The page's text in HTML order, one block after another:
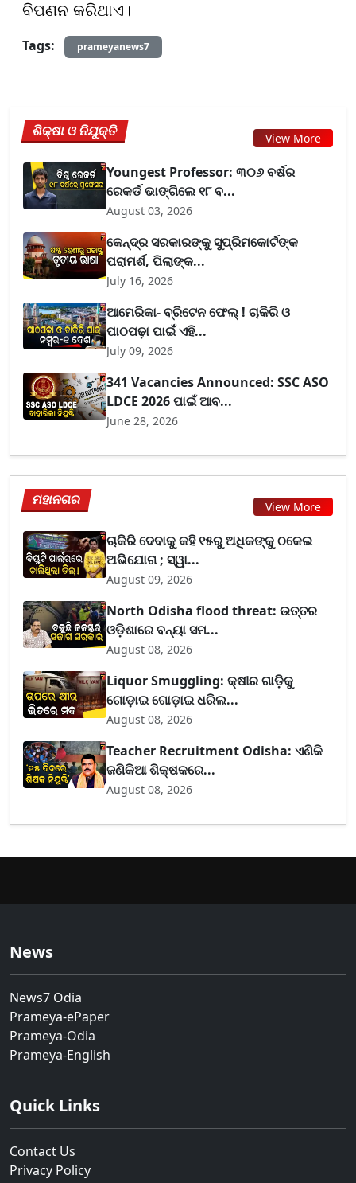
ବିପଣନ କରିଥାଏ।
Tags:
prameyanews7
ଶିକ୍ଷା ଓ ନିଯୁକ୍ତି View More
Youngest Professor: ୩୦୬ ବର୍ଷର
ରେକର୍ଡ ଭାଙ୍ଗିଲେ ୧୮ ବ...
August 03, 2026
କେନ୍ଦ୍ର ସରକାରଙ୍କୁ ସୁପ୍ରିମକୋର୍ଟଙ୍କ
ପରାମର୍ଶ, ପିଲାଙ୍କ...
July 16, 2026
ଆମେରିକା- ବ୍ରିଟେନ ଫେଲ୍ ! ଚାକିରି ଓ
ପାଠପଢ଼ା ପାଇଁ ଏହି...
July 09, 2026
341 Vacancies Announced: SSC ASO
LDCE 2026 ପାଇଁ ଆବ...
June 28, 2026
ମହାନଗର View More
ଚାକିରି ଦେବାକୁ କହି ୧୫ରୁ ଅଧିକଙ୍କୁ ଠକେଇ
ଅଭିଯୋଗ ; ସ୍ୱା...
August 09, 2026
North Odisha flood threat: ଉତ୍ତର
ଓଡ଼ିଶାରେ ବନ୍ୟା ସମ...
August 08, 2026
Liquor Smuggling: କ୍ଷୀର ଗାଡ଼ିକୁ
ଗୋଡ଼ାଇ ଗୋଡ଼ାଇ ଧରିଲ...
August 08, 2026
Teacher Recruitment Odisha: ଏଣିକି
ଜଣିକିଆ ଶିକ୍ଷକରେ...
August 08, 2026
News
News7 Odia
Prameya-ePaper
Prameya-Odia
Prameya-English
Quick Links
Contact Us
Privacy Policy